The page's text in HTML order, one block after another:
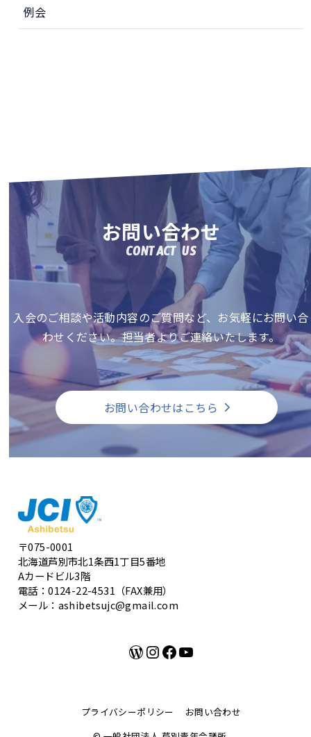
例会
お問い合わせ
CONTACT US
入会のご相談や活動内容のご質問など、お気軽にお問い合
わせください。担当者よりご連絡いたします。
お問い合わせはこちら
〒075-0001
北海道芦別市北1条西1丁目5番地
Aカードビル3階
電話：0124-22-4531（FAX兼用）
メール：ashibetsujc@gmail.com
WordPress
Instagram
Facebook
YouTube
プライバシーポリシー
お問い合わせ